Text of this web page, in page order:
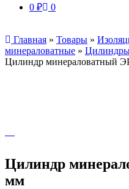
0 ₽ 0
Главная » Товары »
минераловатные » Цилиндры
Цилиндр минераловатный
Цилиндр
мм